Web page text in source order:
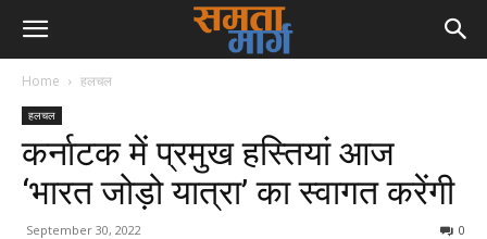
Home हलचल
हलचल
कर्नाटक में प्रमुख हस्तियां आज
‘भारत जोड़ो यात्रा’ का स्वागत करेंगी
September 30, 2022 0